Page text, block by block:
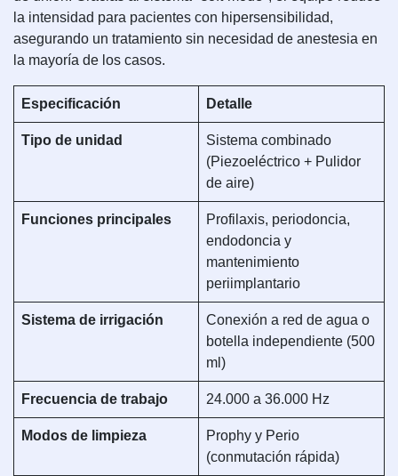
la intensidad para pacientes con hipersensibilidad,
asegurando un tratamiento sin necesidad de anestesia en
la mayoría de los casos.
Especificación Detalle
Tipo de unidad
Sistema combinado
(Piezoeléctrico + Pulidor
de aire)
Funciones principales
Profilaxis, periodoncia,
endodoncia y
mantenimiento
periimplantario
Sistema de irrigación
Conexión a red de agua o
botella independiente (500
ml)
Frecuencia de trabajo 24.000 a 36.000 Hz
Modos de limpieza
Prophy y Perio
(conmutación rápida)